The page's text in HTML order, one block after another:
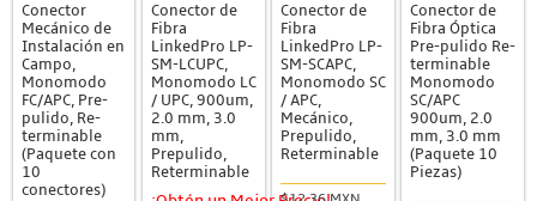
Conector
Mecánico de
Instalación en
Campo,
Monomodo
FC/APC, Pre-
pulido, Re-
terminable
(Paquete con
10
conectores)
Conector de
Fibra
LinkedPro LP-
SM-LCUPC,
Monomodo LC
/ UPC, 900um,
2.0 mm, 3.0
mm,
Prepulido,
Reterminable
Conector de
Fibra
LinkedPro LP-
SM-SCAPC,
Monomodo SC
/ APC,
Mecánico,
Prepulido,
Reterminable
Conector de
Fibra Óptica
Pre-pulido Re-
terminable
Monomodo
SC/APC
900um, 2.0
mm, 3.0 mm
(Paquete 10
Piezas)